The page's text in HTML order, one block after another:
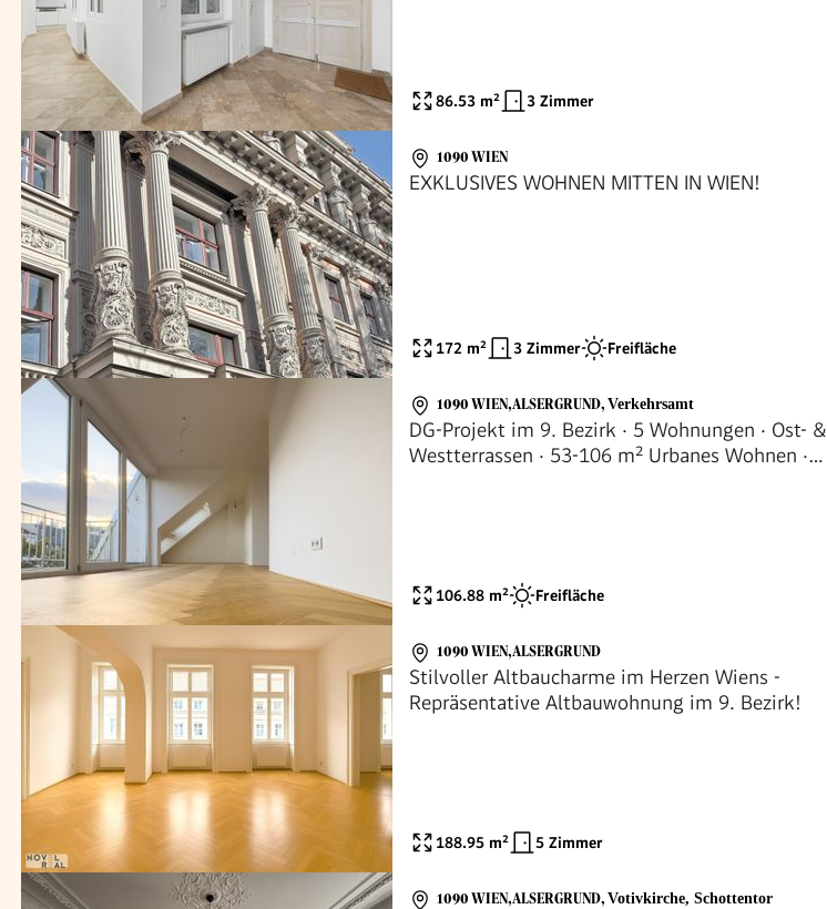
86.53 m² 3 Zimmer
1090 WIEN
EXKLUSIVES WOHNEN MITTEN IN WIEN!
172 m² 3 Zimmer Freifläche
1090 WIEN,ALSERGRUND, Verkehrsamt
DG-Projekt im 9. Bezirk · 5 Wohnungen · Ost- &
Westterrassen · 53-106 m² Urbanes Wohnen ·
106.88 m² Freifläche
1090 WIEN,ALSERGRUND
Stilvoller Altbaucharme im Herzen Wiens -
Repräsentative Altbauwohnung im 9. Bezirk!
188.95 m² 5 Zimmer
1090 WIEN,ALSERGRUND, Votivkirche, Schottentor